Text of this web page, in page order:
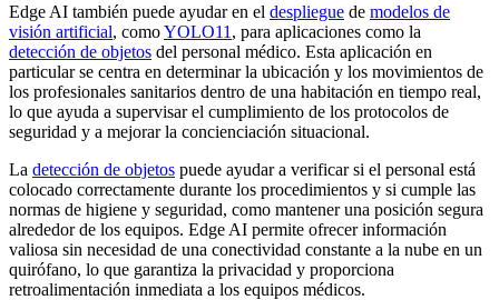
Edge AI también puede ayudar en el despliegue de modelos de
visión artificial, comoYOLO11 , para aplicaciones como la
detección de objetos del personal médico. Esta aplicación en
particular se centra en determinar la ubicación y los movimientos de
los profesionales sanitarios dentro de una habitación en tiempo real,
lo que ayuda a supervisar el cumplimiento de los protocolos de
seguridad y a mejorar la concienciación situacional.
La detección de objetos puede ayudar a verificar si el personal está
colocado correctamente durante los procedimientos y si cumple las
normas de higiene y seguridad, como mantener una posición segura
alrededor de los equipos. Edge AI permite ofrecer información
valiosa sin necesidad de una conectividad constante a la nube en un
quirófano, lo que garantiza la privacidad y proporciona
retroalimentación inmediata a los equipos médicos.